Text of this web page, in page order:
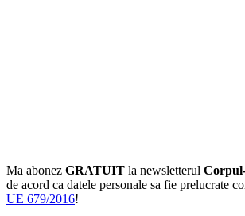
Ma abonez GRATUIT la newsletterul
de acord ca datele personale sa fie prelucrate
UE 679/2016!